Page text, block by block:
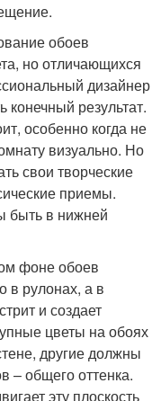
обоев
но отличающихся
дизайнер
конечный результат.
особенно когда не
визуально. Но
свои творческие
приемы.
быть в нижней
фоне обоев
в рулонах, а в
и создает
цветы на обоях
другие должны
– общего оттенка.
эту плоскость